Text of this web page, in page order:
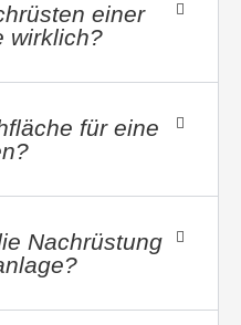
einer
wirklich?
für eine
Nachrüstung